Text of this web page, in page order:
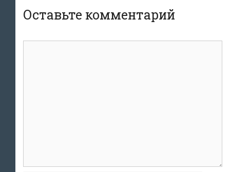
Оставьте комментарий